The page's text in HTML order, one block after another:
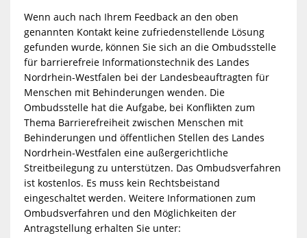
Wenn auch nach Ihrem Feedback an den oben
genannten Kontakt keine zufriedenstellende Lösung
gefunden wurde, können Sie sich an die Ombudsstelle
für barrierefreie Informationstechnik des Landes
Nordrhein-Westfalen bei der Landesbeauftragten für
Menschen mit Behinderungen wenden. Die
Ombudsstelle hat die Aufgabe, bei Konflikten zum
Thema Barrierefreiheit zwischen Menschen mit
Behinderungen und öffentlichen Stellen des Landes
Nordrhein-Westfalen eine außergerichtliche
Streitbeilegung zu unterstützen. Das Ombudsverfahren
ist kostenlos. Es muss kein Rechtsbeistand
eingeschaltet werden. Weitere Informationen zum
Ombudsverfahren und den Möglichkeiten der
Antragstellung erhalten Sie unter: